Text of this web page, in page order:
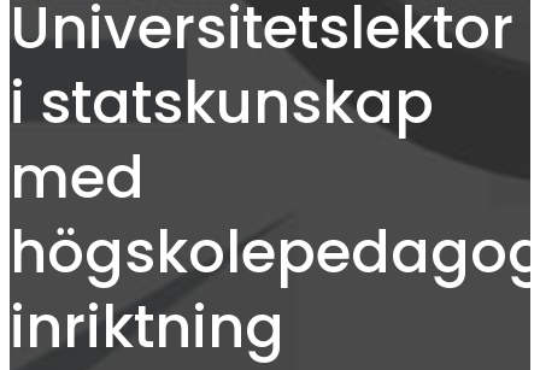
Universitetslektor
i statskunskap
med
inriktning